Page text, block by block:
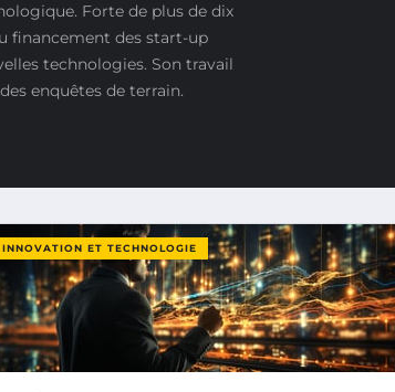
Forte de plus de dix
financement des start-up
technologies. Son travail
enquêtes de terrain.
INNOVATION ET TECHNOLOGIE